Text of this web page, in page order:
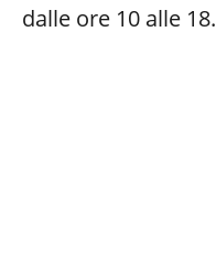
dalle ore 10 alle 18.